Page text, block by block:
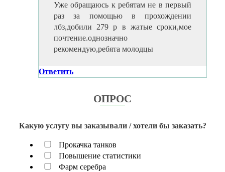
Уже обращаюсь к ребятам не в первый
раз за помощью в прохождении
лбз,добили 279 р в жатые сроки,мое
почтение.однозначно
рекомендую,ребята молодцы
Ответить
ОПРОС
Какую услугу вы заказывали / хотели бы заказать?
Прокачка танков
Повышение статистики
Фарм серебра